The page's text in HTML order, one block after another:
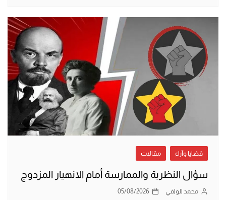
قضايا وآراء مقالات
سؤال النظرية والممارسة أمام الانهيار المزدوج
محمد الوافي 05/08/2026